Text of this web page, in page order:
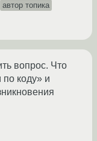
автор топика
вопрос. Что
по коду» и